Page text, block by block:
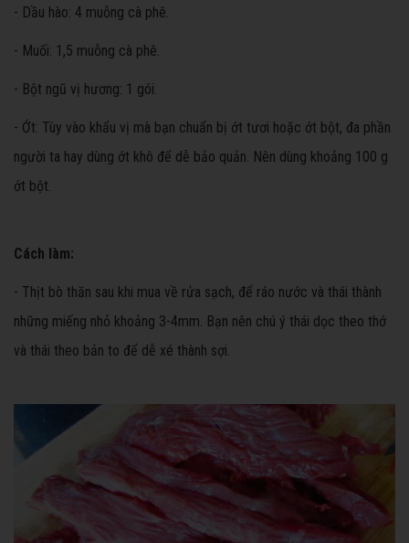
- Dầu hào: 4 muỗng cà phê.
- Muối: 1,5 muỗng cà phê.
- Bột ngũ vị hương: 1 gói.
- Ớt: Tùy vào khẩu vị mà bạn chuẩn bị ớt tươi hoặc ớt bột, đa phần
người ta hay dùng ớt khô để dễ bảo quản. Nên dùng khoảng 100 g
ớt bột.
Cách làm:
- Thịt bò thăn sau khi mua về rửa sạch, để ráo nước và thái thành
những miếng nhỏ khoảng 3-4mm. Bạn nên chú ý thái dọc theo thớ
và thái theo bản to để dễ xé thành sợi.